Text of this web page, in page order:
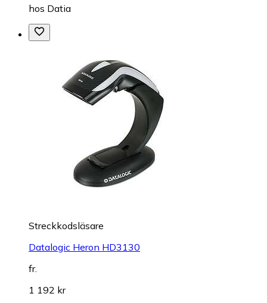
hos Datia
Streckkodsläsare
Datalogic Heron HD3130
fr.
1 192 kr